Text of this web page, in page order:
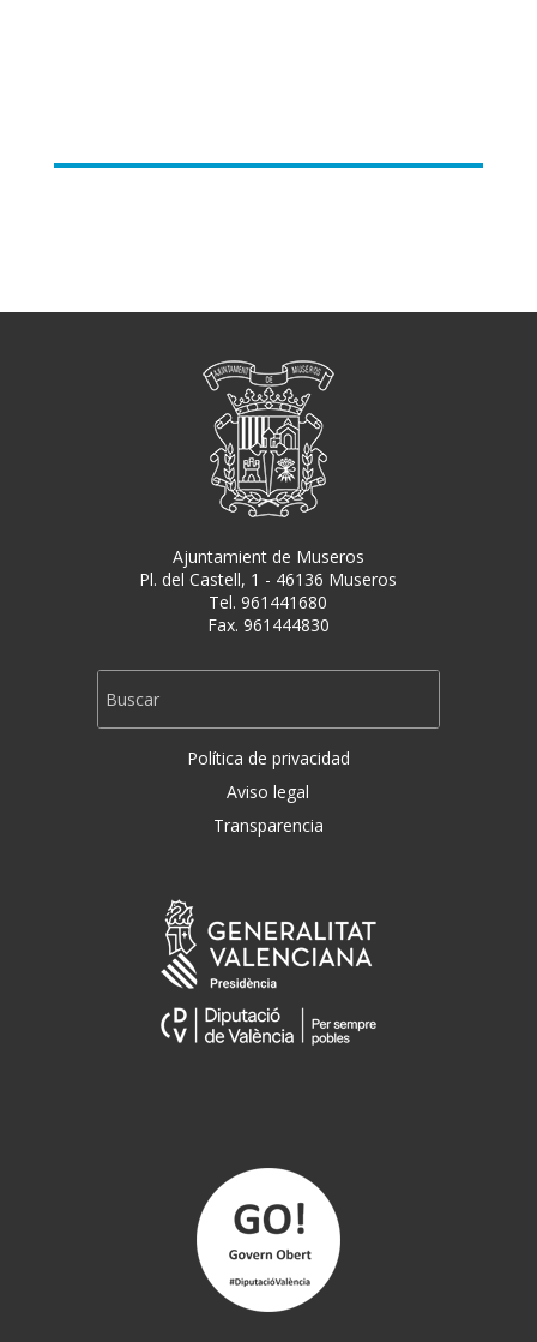
Ajuntamient de Museros
Pl. del Castell, 1 - 46136 Museros
Tel. 961441680
Fax. 961444830
Política de privacidad
Aviso legal
Transparencia